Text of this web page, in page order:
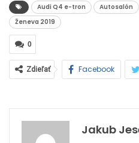
Audi Q4 e-tron Autosalón
Ženeva 2019
0
Zdieľať Facebook
Jakub